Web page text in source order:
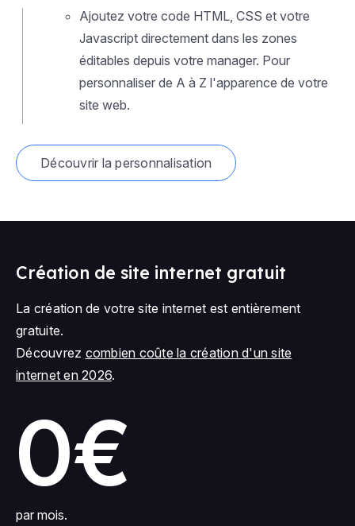
Ajoutez votre code HTML, CSS et votre
Javascript directement dans les zones
éditables depuis votre manager. Pour
personnaliser de A à Z l'apparence de votre
site web.
Découvrir la personnalisation
Création de site internet gratuit
La création de votre site internet est entièrement
gratuite.
Découvrez combien coûte la création d'un site
internet en 2026.
0€
par mois.